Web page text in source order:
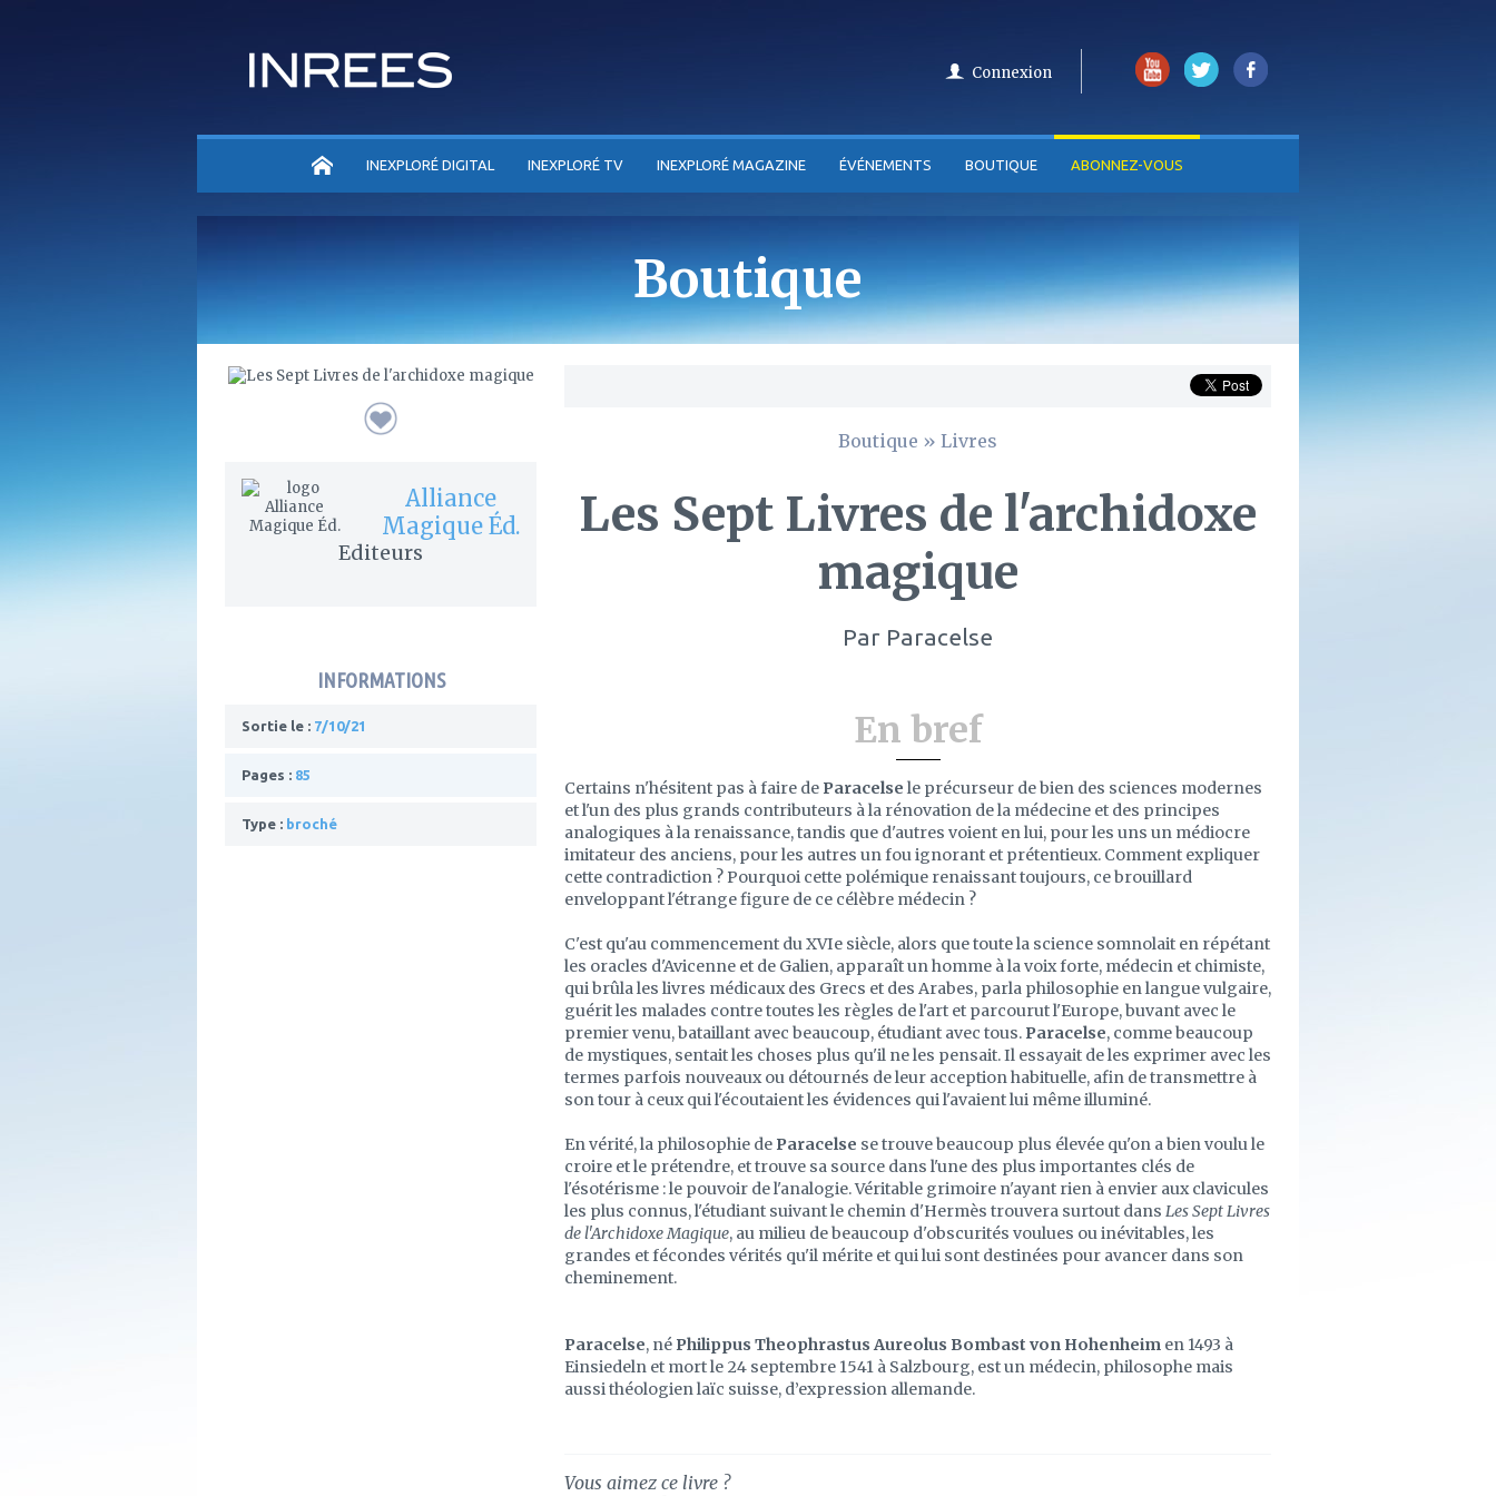
Connexion
ACCUEILINEXPLORÉ DIGITAL INEXPLORÉ TV INEXPLORÉ MAGAZINE ÉVÉNEMENTS BOUTIQUE ABONNEZ-VOUS
Boutique
Alliance
Magique Éd.
Editeurs
INFORMATIONS
Sortie le : 7/10/21
Pages : 85
Type : broché
Boutique » Livres
Les Sept Livres de l'archidoxe
magique
Par Paracelse
En bref
Certains n'hésitent pas à faire de Paracelse le précurseur de bien des sciences modernes
et l'un des plus grands contributeurs à la rénovation de la médecine et des principes
analogiques à la renaissance, tandis que d'autres voient en lui, pour les uns un médiocre
imitateur des anciens, pour les autres un fou ignorant et prétentieux. Comment expliquer
cette contradiction ? Pourquoi cette polémique renaissant toujours, ce brouillard
enveloppant l'étrange figure de ce célèbre médecin ?
C'est qu'au commencement du XVIe siècle, alors que toute la science somnolait en répétant
les oracles d'Avicenne et de Galien, apparaît un homme à la voix forte, médecin et chimiste,
qui brûla les livres médicaux des Grecs et des Arabes, parla philosophie en langue vulgaire,
guérit les malades contre toutes les règles de l'art et parcourut l'Europe, buvant avec le
premier venu, bataillant avec beaucoup, étudiant avec tous. Paracelse, comme beaucoup
de mystiques, sentait les choses plus qu'il ne les pensait. Il essayait de les exprimer avec les
termes parfois nouveaux ou détournés de leur acception habituelle, afin de transmettre à
son tour à ceux qui l'écoutaient les évidences qui l'avaient lui même illuminé.
En vérité, la philosophie de Paracelse se trouve beaucoup plus élevée qu'on a bien voulu le
croire et le prétendre, et trouve sa source dans l'une des plus importantes clés de
l'ésotérisme : le pouvoir de l'analogie. Véritable grimoire n'ayant rien à envier aux clavicules
les plus connus, l'étudiant suivant le chemin d'Hermès trouvera surtout dans Les Sept Livres
de l'Archidoxe Magique, au milieu de beaucoup d'obscurités voulues ou inévitables, les
grandes et fécondes vérités qu'il mérite et qui lui sont destinées pour avancer dans son
cheminement.
Paracelse, né Philippus Theophrastus Aureolus Bombast von Hohenheim en 1493 à
Einsiedeln et mort le 24 septembre 1541 à Salzbourg, est un médecin, philosophe mais
aussi théologien laïc suisse, d’expression allemande.
Vous aimez ce livre ?